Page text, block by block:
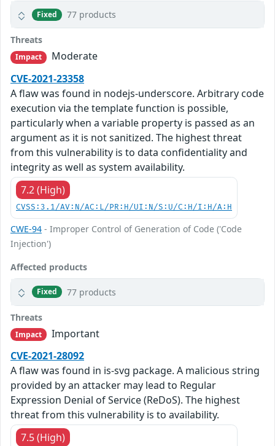
Fixed 77 products
Threats
Impact
Moderate
CVE-2021-23358
A flaw was found in nodejs-underscore. Arbitrary code
execution via the template function is possible,
particularly when a variable property is passed as an
argument as it is not sanitized. The highest threat
from this vulnerability is to data confidentiality and
integrity as well as system availability.
7.2 (High)
CVSS:3.1/AV:N/AC:L/PR:H/UI:N/S:U/C:H/I:H/A:H
CWE-94 - Improper Control of Generation of Code ('Code
Injection')
Affected products
Fixed 77 products
Threats
Impact
Important
CVE-2021-28092
A flaw was found in is-svg package. A malicious string
provided by an attacker may lead to Regular
Expression Denial of Service (ReDoS). The highest
threat from this vulnerability is to availability.
7.5 (High)